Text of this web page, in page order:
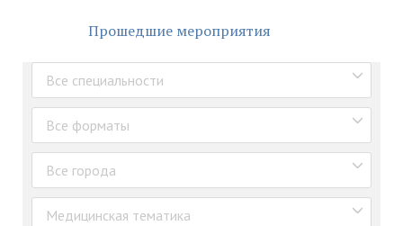
Прошедшие мероприятия
Все специальности
Все форматы
Все города
Медицинская тематика